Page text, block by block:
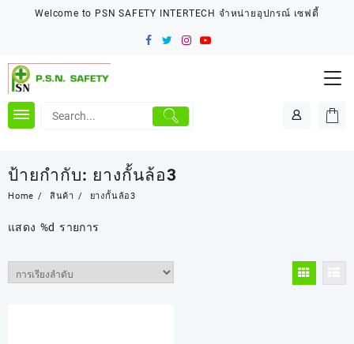
Welcome to PSN SAFETY INTERTECH จำหน่ายอุปกรณ์ เซฟตี้
ป้ายกำกับ: ยางกั้นล้อ3
Home สินค้า ยางกั้นล้อ3
แสดง %d รายการ